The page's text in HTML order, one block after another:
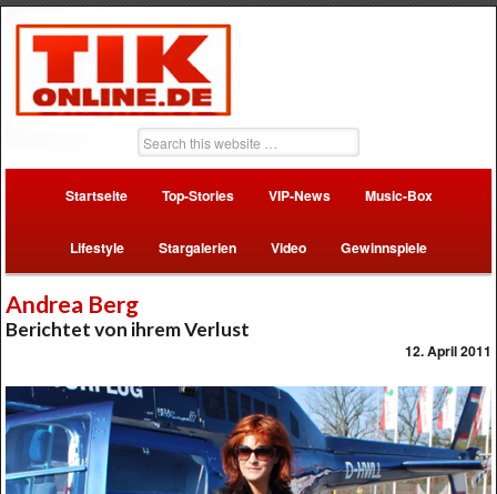
Startseite Top-Stories VIP-News Music-Box
Lifestyle Stargalerien Video Gewinnspiele
Andrea Berg
Berichtet von ihrem Verlust
12. April 2011